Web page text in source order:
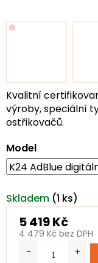
Model
Kvalitní
výroby, speciální
ostřikovačů.
Skladem (1 ks)
5 419 Kč
4 479 Kč bez DPH